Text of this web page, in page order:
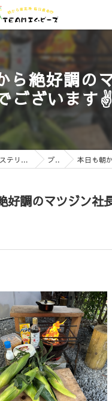
ら絶好調の
ございます
静岡県浜松のエクステリアなら有限会社エムビーズ ブログ 本日も朝から絶好調
好調のマツジン社